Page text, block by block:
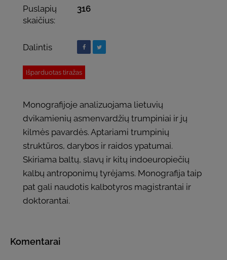
Puslapių
skaičius:
316
Dalintis
Išparduotas tiražas
Monografijoje analizuojama lietuvių
dvikamienių asmenvardžių trumpiniai ir jų
kilmės pavardės. Aptariami trumpinių
struktūros, darybos ir raidos ypatumai.
Skiriama baltų, slavų ir kitų indoeuropiečių
kalbų antroponimų tyrėjams. Monografija taip
pat gali naudotis kalbotyros magistrantai ir
doktorantai.
Komentarai